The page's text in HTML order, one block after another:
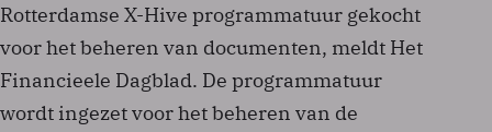
Rotterdamse X-Hive programmatuur gekocht
voor het beheren van documenten, meldt Het
Financieele Dagblad. De programmatuur
wordt ingezet voor het beheren van de